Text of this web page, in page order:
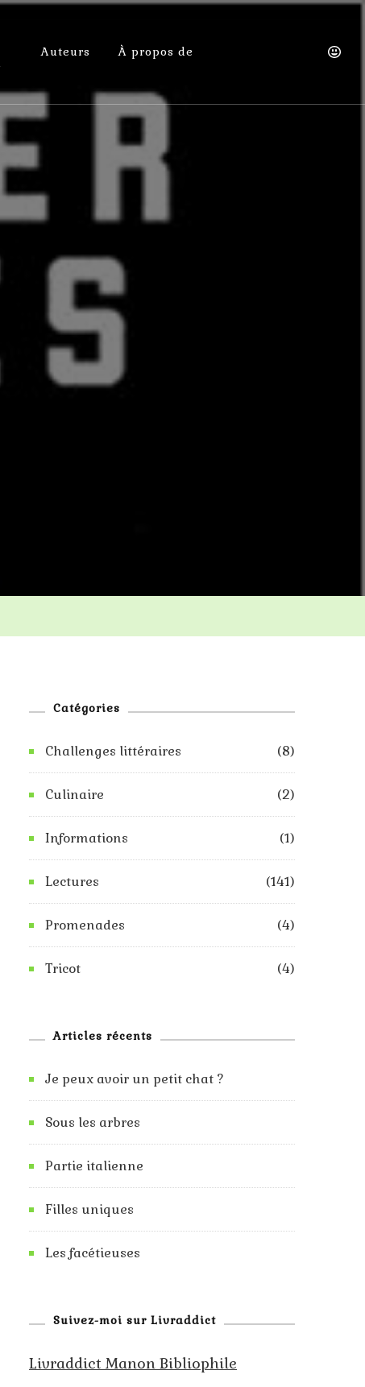
Auteurs À propos de
Catégories
Challenges littéraires (8)
Culinaire (2)
Informations (1)
Lectures (141)
Promenades (4)
Tricot (4)
Articles récents
Je peux avoir un petit chat ?
Sous les arbres
Partie italienne
Filles uniques
Les facétieuses
Suivez-moi sur Livraddict
Livraddict Manon Bibliophile